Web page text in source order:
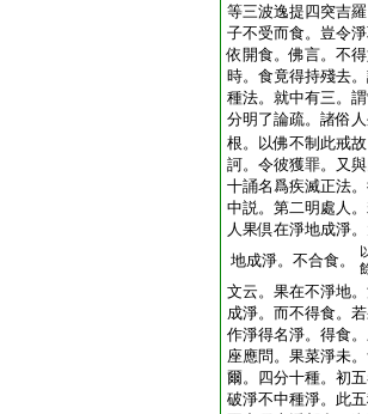
等三波逸提四突吉
子不受而食。豈令
依開食。佛言。不
時。食竟得持殘去
種法。就中有三。
分明了論疏。諸俗
根。以佛不制此戒
訶。令彼獲罪。又
十誦名爲疾滅正法
中説。第二明處人
人果倶在淨地成淨
地成淨。不合食。
文云。果在不淨地
成淨。而不得食。
作淨得名淨。得食
座應問。果菜淨未
爾。四分十種。初
破淨不中種淨。此